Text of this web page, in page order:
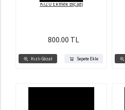
Hızlı Gözat Sepete Ekle
KİZU Ekmek Bıçağı
800.00 TL